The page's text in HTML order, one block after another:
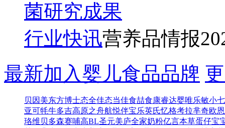
菌研究成果
行业快讯营养品情报
最新加入婴儿食品品牌
贝因美东方博士态全佳态当佳食喆食康睿达婴唯乐敏小七
亚可牦牛多吉高原之舟航悦伴宝乐英氏忆格考拉芈奇欧
珞维贝多森赛哺高BL圣元美庐全家奶粉亿言本草蛋仔宝